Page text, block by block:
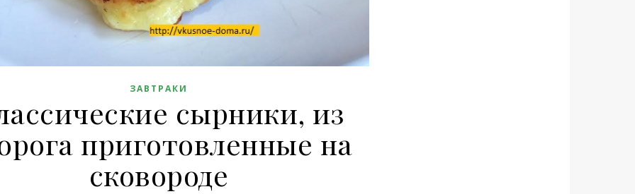
ЗАВТРАКИ
сырники, из
приготовленные на
сковороде